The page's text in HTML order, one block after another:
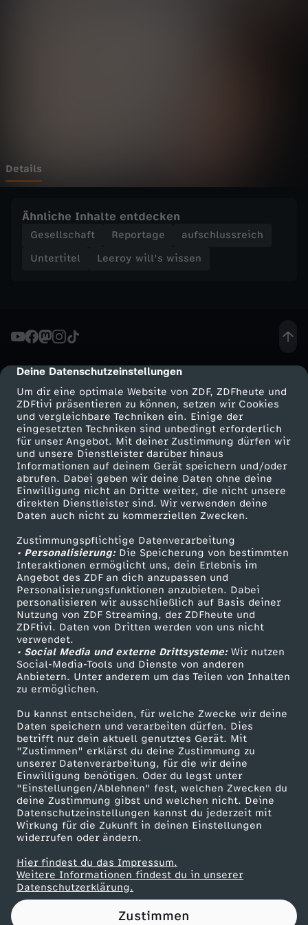
cmp-dialog-description
Deine Datenschutzeinstellungen
Um dir eine optimale Website von ZDF, ZDFheute und
ZDFtivi präsentieren zu können, setzen wir Cookies
und vergleichbare Techniken ein. Einige der
eingesetzten Techniken sind unbedingt erforderlich
für unser Angebot. Mit deiner Zustimmung dürfen wir
und unsere Dienstleister darüber hinaus
Informationen auf deinem Gerät speichern und/oder
abrufen. Dabei geben wir deine Daten ohne deine
Einwilligung nicht an Dritte weiter, die nicht unsere
direkten Dienstleister sind. Wir verwenden deine
Daten auch nicht zu kommerziellen Zwecken.
Zustimmungspflichtige Datenverarbeitung
• Personalisierung:Die Speicherung von bestimmten
Interaktionen ermöglicht uns, dein Erlebnis im
Angebot des ZDF an dich anzupassen und
Personalisierungsfunktionen anzubieten. Dabei
personalisieren wir ausschließlich auf Basis deiner
Nutzung von ZDF Streaming, der ZDFheute und
ZDFtivi. Daten von Dritten werden von uns nicht
verwendet.
• Social Media und externe Drittsysteme:Wir nutzen
Social-Media-Tools und Dienste von anderen
Anbietern. Unter anderem um das Teilen von Inhalten
zu ermöglichen.
Du kannst entscheiden, für welche Zwecke wir deine
Daten speichern und verarbeiten dürfen. Dies
betrifft nur dein aktuell genutztes Gerät. Mit
"Zustimmen" erklärst du deine Zustimmung zu
unserer Datenverarbeitung, für die wir deine
Einwilligung benötigen. Oder du legst unter
"Einstellungen/Ablehnen" fest, welchen Zwecken du
deine Zustimmung gibst und welchen nicht. Deine
Datenschutzeinstellungen kannst du jederzeit mit
Wirkung für die Zukunft in deinen Einstellungen
widerrufen oder ändern.
Hier findest du das Impressum.
Weitere Informationen findest du in unserer
Datenschutzerklärung.
Zustimmen
w
s
n
-
U
p
d
a
t
e
:
W
i
e
i
s
t
d
a
s
Details
Ähnliche Inhalte entdecken
Gesellschaft Reportage
aufschlussreich
Untertitel
Leeroy will's wissen
Mehr ZDF
ZDF-Apps
Smart TV
ZDFtext
Livestreams
Sendungen A-Z
TV-Programm
Service
ZDFmitreden
Kontakt zum ZDF
Tickets
Zuschauerservice
Hilfe
ZDF Unternehmen
Karriere
ZDF goes Schule
Werbefernsehen
Mainzelmännchen
Partner